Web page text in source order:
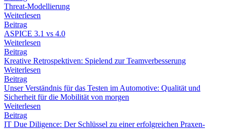
Threat-Modellierung
Weiterlesen
Beitrag
ASPICE 3.1 vs 4.0
Weiterlesen
Beitrag
Kreative Retrospektiven: Spielend zur Teamverbesserung
Weiterlesen
Beitrag
Unser Verständnis für das Testen im Automotive: Qualität und
Sicherheit für die Mobilität von morgen
Weiterlesen
Beitrag
IT Due Diligence: Der Schlüssel zu einer erfolgreichen Praxen-